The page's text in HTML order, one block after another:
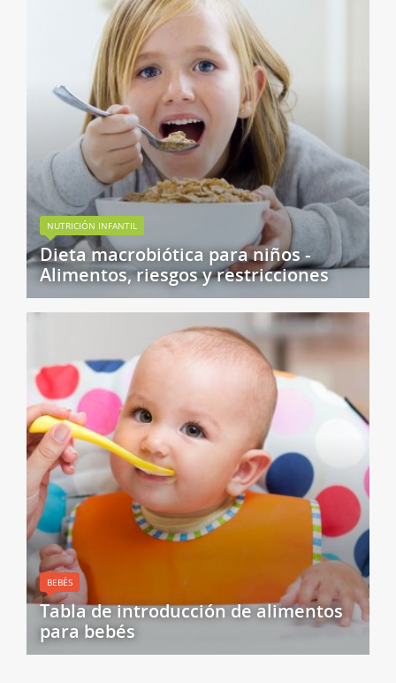
NUTRICIÓN INFANTIL
Dieta macrobiótica para niños -
Alimentos, riesgos y restricciones
BEBÉS
Tabla de introducción de alimentos
para bebés